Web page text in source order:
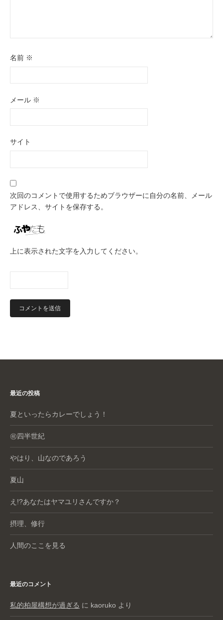
名前 ※
メール ※
サイト
次回のコメントで使用するためブラウザーに自分の名前、メール
アドレス、サイトを保存する。
上に表示された文字を入力してください。
最近の投稿
夏といったらカレーでしょう！
㊗️四半世紀
やはり、山なのであろう
夏山
え!?あなたはヤマユリさんですか？
摂理、修行
人間のここを見る
最近のコメント
私的柏屋構想が過ぎる に kaoruko より